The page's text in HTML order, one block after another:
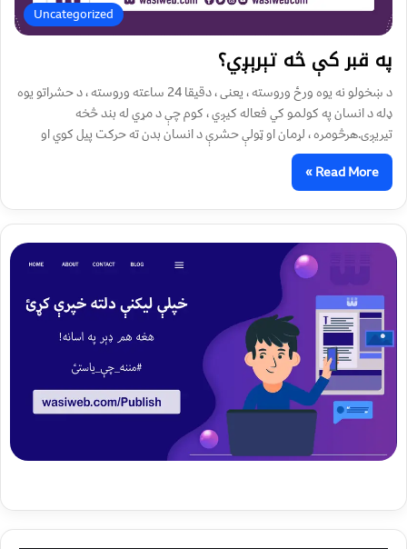
Uncategorized
په قبر کې څه تېرېږي؟‌
د ښخولو نه یوه ورځ وروسته ، یعنی ، دقیقا 24 ساعته وروسته ، د حشراتو یوه
ډله د انسان په کولمو کي فعاله کیږي ، کوم چې د مړي له بند څخه
تیریږی.هرڅومره ، لړمان او ټولې حشرې د انسان بدن ته حرکت پیل کوي او
Read More »